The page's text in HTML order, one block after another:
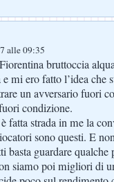
alle 09:35
bruttoccia
mi ero fatto l’idea che
un avversario fuori
condizione.
fatta strada in me la
sono questi. E
basta guardare qualche
siamo poi migliori di